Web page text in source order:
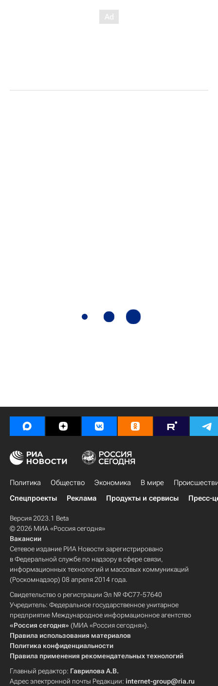
Политика Общество Экономика В мире
Спецпроекты
Реклама Продукты и сервисы Пресс-
Версия 2023.1 Beta
© 2026 МИА «Россия сегодня»
Вакансии
Сетевое издание РИА Новости зарегистрировано
в Федеральной службе по надзору в сфере связи,
информационных технологий и массовых коммуникаций
(Роскомнадзор) 08 апреля 2014 года.
Свидетельство о регистрации Эл № ФС77-57640
Учредитель: Федеральное государственное унитарное
предприятие Международное информационное агентство
«Россия сегодня» (МИА «Россия сегодня»).
Правила использования материалов
Политика конфиденциальности
Правила применения рекомендательных технологий
Главный редактор: Гаврилова А.В.
Адрес электронной почты Редакции: internet-group@ria.ru